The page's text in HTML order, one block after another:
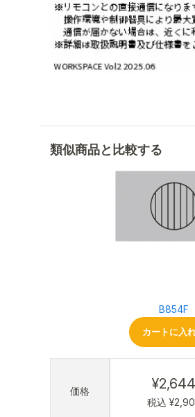
類似商品と比較する
価格
B854F
カートに入
¥2,644
税込